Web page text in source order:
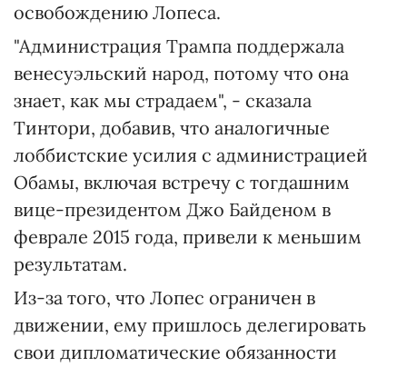
освобождению Лопеса.
"Администрация Трампа поддержала
венесуэльский народ, потому что она
знает, как мы страдаем", - сказала
Тинтори, добавив, что аналогичные
лоббистские усилия с администрацией
Обамы, включая встречу с тогдашним
вице-президентом Джо Байденом в
феврале 2015 года, привели к меньшим
результатам.
Из-за того, что Лопес ограничен в
движении, ему пришлось делегировать
свои дипломатические обязанности